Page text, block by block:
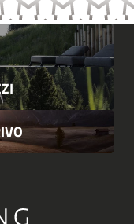
Durante la
potete recarvi a
del trafficosono